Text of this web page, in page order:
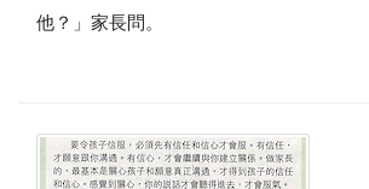
他？」家長問。